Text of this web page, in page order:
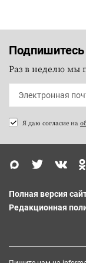
Раз в неделю мы
Я даю согласие на
Полная версия
Редакционная